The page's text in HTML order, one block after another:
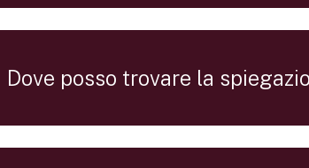
Dove posso trovare la